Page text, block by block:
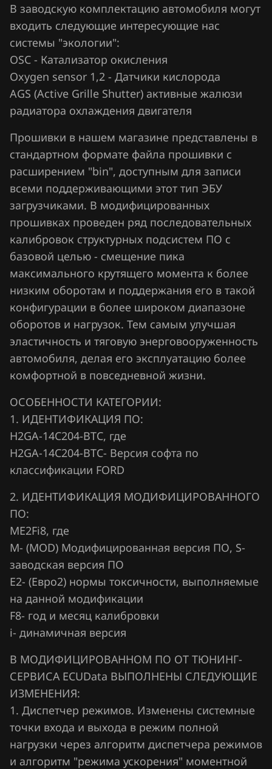
Chery
Chevrolet
Chrysler
Citroen
DAF
Derways
Dodge
Dongfeng
Exeed
Extreme moto
FAW
Fiat
Ford
Foton
GAC
GMC
Great Wall
Groz
Haima
Haval
Hawtai
Honda
Hongqi
Howo
Hummer
Hyundai
Bosch MG1CS015
Bosch MG1CS016
Bosch MG1CS017
Bosch MG1CS018
Bosch MG1CS019
Bosch MG1US008
Marelli IAW7GFR
Siemens EMS 2101
Siemens EMS 2102
Siemens EMS 2204
Siemens EMS 2205
Siemens EMS 2211
Siemens EMS 24xx
Siemens EMS 2510
Siemens SID208
Siemens SID212
Siemens Sim21, 22
Siemens Sim210
Siemens Sim28
Siemens Sim29
Visteon EECV
Visteon EECVI (PCM-150x, PCM-170x)
Visteon ESU-121
Visteon ESU-131
Visteon ESU-411, 418
Visteon ESU-412
Visteon PCM170F
В заводскую комплектацию автомобиля могут
входить следующие интересующие нас
системы "экологии":
OSC - Катализатор окисления
Oxygen sensor 1,2 - Датчики кислорода
AGS (Active Grille Shutter) активные жалюзи
радиатора охлаждения двигателя
Прошивки в нашем магазине представлены в
стандартном формате файла прошивки с
расширением "bin", доступным для записи
всеми поддерживающими этот тип ЭБУ
загрузчиками. В модифицированных
прошивках проведен ряд последовательных
калибровок структурных подсистем ПО с
базовой целью - смещение пика
максимального крутящего момента к более
низким оборотам и поддержания его в такой
конфигурации в более широком диапазоне
оборотов и нагрузок. Тем самым улучшая
эластичность и тяговую энерговооруженность
автомобиля, делая его эксплуатацию более
комфортной в повседневной жизни.
ОСОБЕННОСТИ КАТЕГОРИИ:
1. ИДЕНТИФИКАЦИЯ ПО:
H2GA-14C204-BTC, где
H2GA-14C204-BTC- Версия софта по
классификации FORD
2. ИДЕНТИФИКАЦИЯ МОДИФИЦИРОВАННОГО
ПО:
ME2Fi8, где
М- (MOD) Модифицированная версия ПО, S-
заводская версия ПО
Е2- (Евро2) нормы токсичности, выполняемые
на данной модификации
F8- год и месяц калибровки
i- динамичная версия
В МОДИФИЦИРОВАННОМ ПО ОТ ТЮНИНГ-
СЕРВИСА ECUData ВЫПОЛНЕНЫ СЛЕДУЮЩИЕ
ИЗМЕНЕНИЯ:
1. Диспетчер режимов. Изменены системные
точки входа и выхода в режим полной
нагрузки через алгоритм диспетчера режимов
и алгоритм "режима ускорения" моментной